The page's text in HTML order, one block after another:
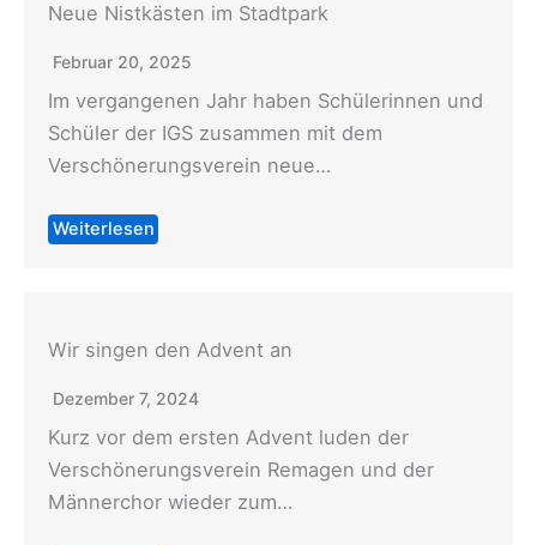
Neue Nistkästen im Stadtpark
Februar 20, 2025
Im vergangenen Jahr haben Schülerinnen und
Schüler der IGS zusammen mit dem
Verschönerungsverein neue…
Weiterlesen
Wir singen den Advent an
Dezember 7, 2024
Kurz vor dem ersten Advent luden der
Verschönerungsverein Remagen und der
Männerchor wieder zum…